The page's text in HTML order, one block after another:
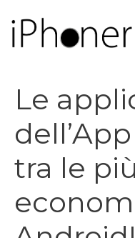
contenuto
Le
tra le più